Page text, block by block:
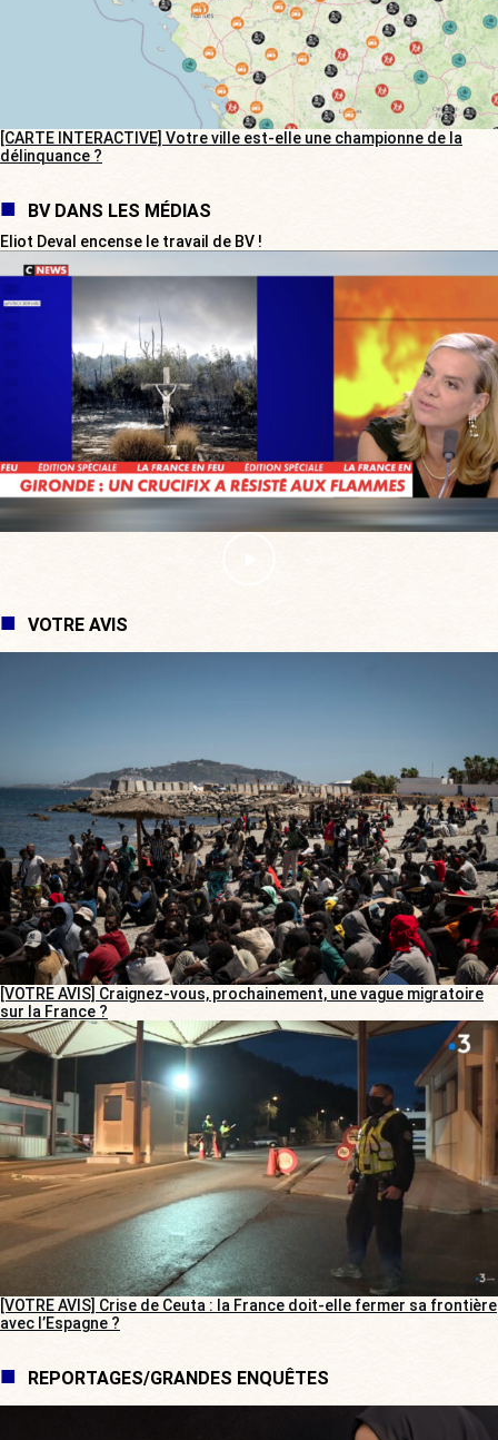
[CARTE INTERACTIVE] Votre ville est-elle une championne de la
délinquance ?
BV DANS LES MÉDIAS
Eliot Deval encense le travail de BV !
VOTRE AVIS
[VOTRE AVIS] Craignez-vous, prochainement, une vague migratoire
sur la France ?
[VOTRE AVIS] Crise de Ceuta : la France doit-elle fermer sa frontière
avec l’Espagne ?
REPORTAGES/GRANDES ENQUÊTES